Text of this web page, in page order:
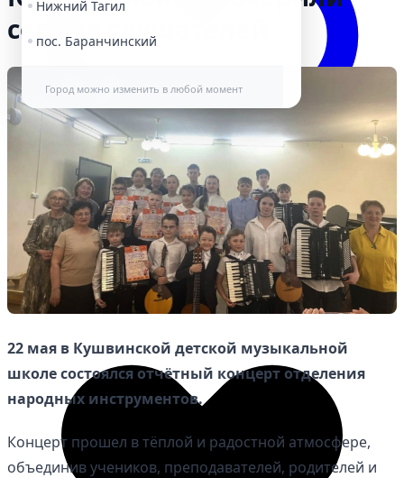
Нижний Тагил
пос. Баранчинский
Город можно изменить в любой момент
Избранное
сердца слушателей
22 мая в Кушвинской детской музыкальной
школе состоялся отчётный концерт отделения
народных инструментов.
Концерт прошел в тёплой и радостной атмосфере,
объединив учеников, преподавателей, родителей и